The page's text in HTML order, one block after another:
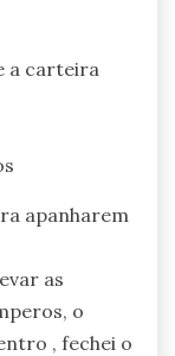
a carteira
apanharem
as
o
, fechei o